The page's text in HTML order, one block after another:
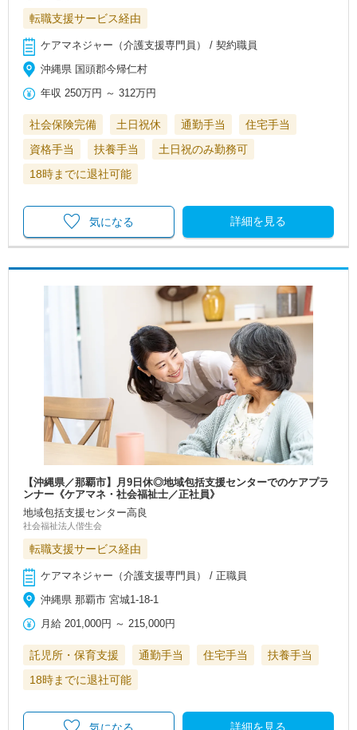
転職支援サービス経由
ケアマネジャー（介護支援専門員） / 契約職員
沖縄県 国頭郡今帰仁村
年収 250万円 ～312万円
社会保険完備 土日祝休 通勤手当
住宅手当
資格手当
扶養手当
土日祝のみ勤務可
18時までに退社可能
詳細を見る
気になる
【沖縄県／那覇市】月9日休◎地域包括支援センターでのケアプラ
ンナー《ケアマネ・社会福祉士／正社員》
地域包括支援センター高良
社会福祉法人偕生会
転職支援サービス経由
ケアマネジャー（介護支援専門員） / 正職員
沖縄県 那覇市 宮城1-18-1
月給 201,000円 ～215,000円
託児所・保育支援 通勤手当 住宅手当
扶養手当
18時までに退社可能
詳細を見る